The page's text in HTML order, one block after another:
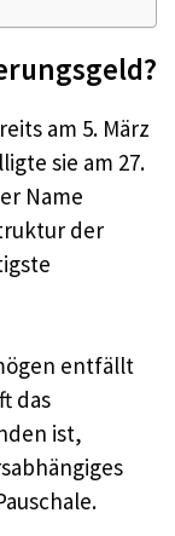
am 5. März
sie am 27.
Name
der
entfällt
das
ist,